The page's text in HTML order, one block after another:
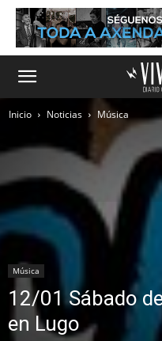
Inicio Noticias Música
Música
12/01 Sábado
en Lugo